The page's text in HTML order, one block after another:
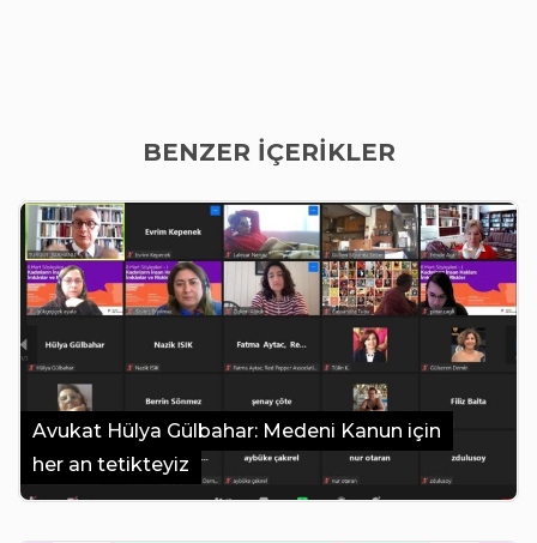
BENZER İÇERİKLER
Avukat Hülya Gülbahar: Medeni Kanun için
her an tetikteyiz